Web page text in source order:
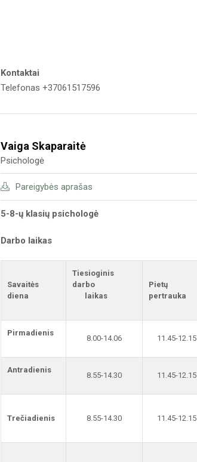
Kontaktai
Telefonas +37061517596
Vaiga Skaparaitė
Psichologė
Pareigybės aprašas
5-8-ų klasių psichologė
Darbo laikas
Savaitės
diena
Tiesioginis
darbo
laikas
Pietų
pertrauka
Pirmadienis
8.00-14.06 11.45-12.15
Antradienis
8.55-14.30 11.45-12.15
Trečiadienis 8.55-14.30 11.45-12.15